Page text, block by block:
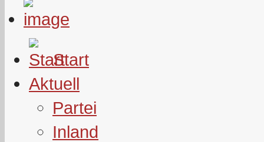
Start
Aktuell
Partei
Inland